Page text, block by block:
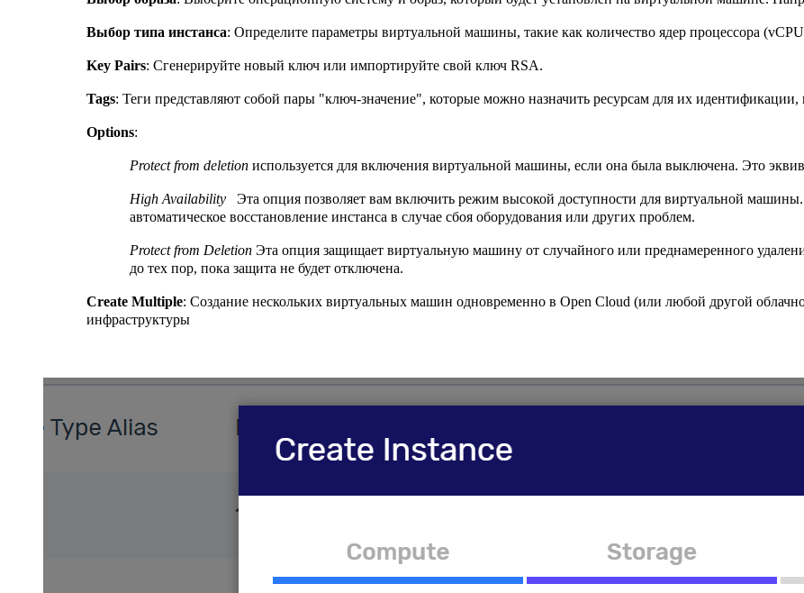
Выбор типа инстанса: Определите параметры виртуальной машины, такие как количество ядер процессора
Key Pairs: Сгенерируйте новый ключ или импортируйте свой ключ RSA.
Tags: Теги представляют собой пары "ключ-значение", которые можно назначить ресурсам для их
Options:
Protect from deletion используется для включения виртуальной машины, если она была выключена. Это
High Availability
Эта опция позволяет вам включить режим высокой доступности для виртуальной
автоматическое восстановление инстанса в случае сбоя оборудования или других проблем.
Protect from Deletion Эта опция защищает виртуальную машину от случайного или преднамеренного
до тех пор, пока защита не будет отключена.
Create Multiple: Создание нескольких виртуальных машин одновременно в Open Cloud (или любой другой
инфраструктуры